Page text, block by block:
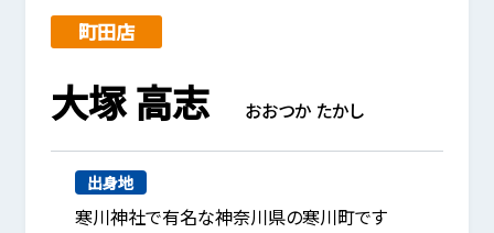
町田店
大塚 高志 おおつか たかし
出身地
寒川神社で有名な神奈川県の寒川町です